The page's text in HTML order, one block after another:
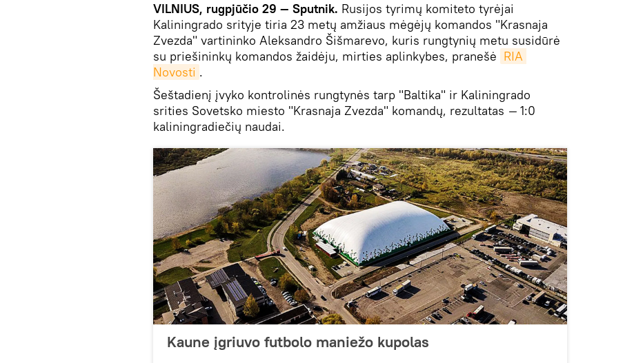
VILNIUS, rugpjūčio 29 — Sputnik. Rusijos tyrimų komiteto tyrėjai
Kaliningrado srityje tiria 23 metų amžiaus mėgėjų komandos "Krasnaja
Zvezda" vartininko Aleksandro Šišmarevo, kuris rungtynių metu susidūrė
su priešininkų komandos žaidėju, mirties aplinkybes, pranešė RIA
Novosti .
Šeštadienį įvyko kontrolinės rungtynės tarp "Baltika" ir Kaliningrado
srities Sovetsko miesto "Krasnaja Zvezda" komandų, rezultatas — 1:0
kaliningradiečių naudai.
Kaune įgriuvo futbolo maniežo kupolas